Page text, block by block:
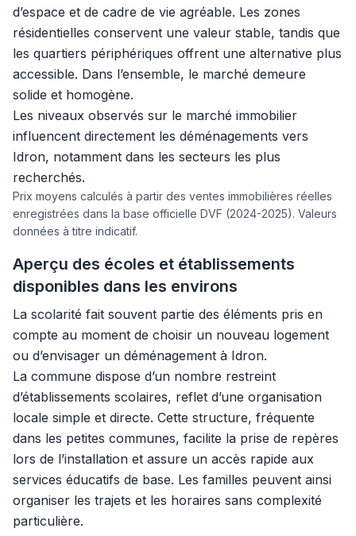
d’espace et de cadre de vie agréable. Les zones
résidentielles conservent une valeur stable, tandis que
les quartiers périphériques offrent une alternative plus
accessible. Dans l’ensemble, le marché demeure
solide et homogène.
Les niveaux observés sur le marché immobilier
influencent directement les déménagements vers
Idron, notamment dans les secteurs les plus
recherchés.
Prix moyens calculés à partir des ventes immobilières réelles
enregistrées dans la base officielle DVF (2024-2025). Valeurs
données à titre indicatif.
Aperçu des écoles et établissements
disponibles dans les environs
La scolarité fait souvent partie des éléments pris en
compte au moment de choisir un nouveau logement
ou d’envisager un déménagement à Idron.
La commune dispose d’un nombre restreint
d’établissements scolaires, reflet d’une organisation
locale simple et directe. Cette structure, fréquente
dans les petites communes, facilite la prise de repères
lors de l’installation et assure un accès rapide aux
services éducatifs de base. Les familles peuvent ainsi
organiser les trajets et les horaires sans complexité
particulière.